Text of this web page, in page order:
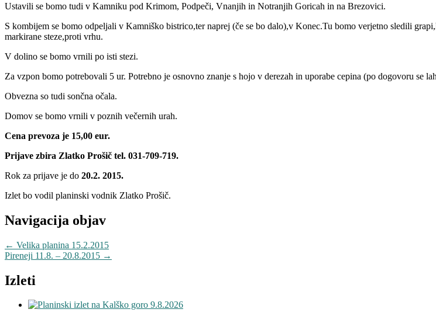
Ustavili se bomo tudi v Kamniku pod Krimom, Podpeči, Vnanjih in Notranjih Goricah in na Brezovici.
S kombijem se bomo odpeljali v Kamniško bistrico,ter naprej (če se bo dalo),v Konec.Tu bomo verjetno sledili
markirane steze,proti vrhu.
V dolino se bomo vrnili po isti stezi.
Za vzpon bomo potrebovali 5 ur. Potrebno je osnovno znanje s hojo v derezah in uporabe cepina (po dogovoru se
Obvezna so tudi sončna očala.
Domov se bomo vrnili v poznih večernih urah.
Cena prevoza je 15,00 eur.
Prijave zbira Zlatko Prošič tel. 031-709-719.
Rok za prijave je do 20.2. 2015.
Izlet bo vodil planinski vodnik Zlatko Prošič.
Navigacija objav
← Velika planina 15.2.2015
Pireneji 11.8. – 20.8.2015 →
Izleti